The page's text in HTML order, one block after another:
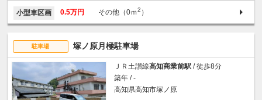
小型車区画 0.5万円 その他（0ｍ2 ）
駐車場 塚ノ原月極駐車場
ＪＲ土讃線高知商業前駅 / 徒歩8分
築年 / -
高知県高知市塚ノ原